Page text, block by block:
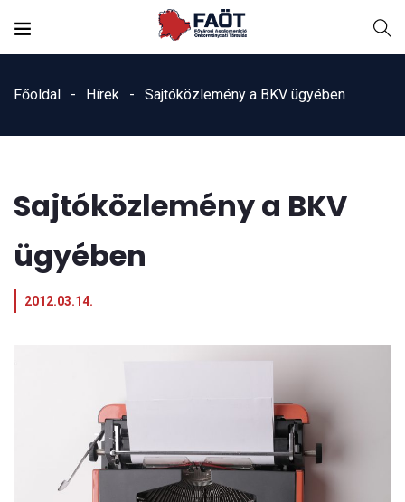
Főoldal Hírek Sajtóközlemény a BKV ügyében
Sajtóközlemény a BKV
ügyében
2012.03.14.